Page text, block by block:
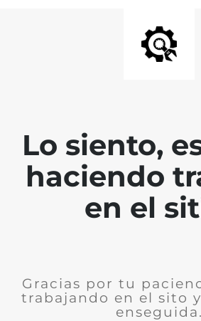
Lo siento,
haciendo
en el
Gracias por tu
trabajando en el sito
enseguida.